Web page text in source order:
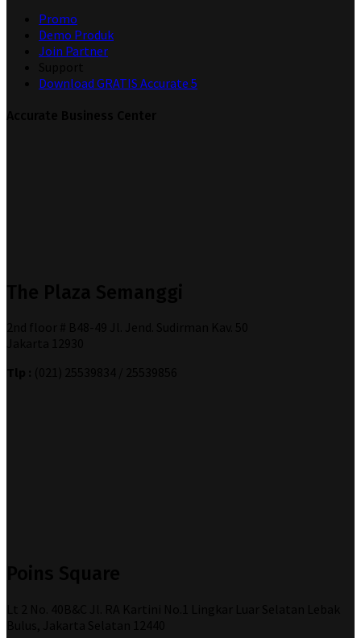
Promo
Demo Produk
Join Partner
Download GRATIS Accurate 5